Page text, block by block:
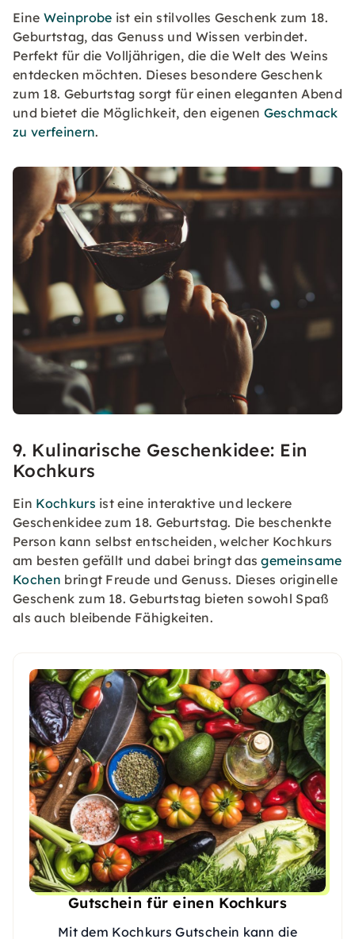
Eine Weinprobe ist ein stilvolles Geschenk zum 18.
Geburtstag, das Genuss und Wissen verbindet.
Perfekt für die Volljährigen, die die Welt des Weins
entdecken möchten. Dieses besondere Geschenk
zum 18. Geburtstag sorgt für einen eleganten Abend
und bietet die Möglichkeit, den eigenen Geschmack
zu verfeinern.
9. Kulinarische Geschenkidee: Ein
Kochkurs
Ein Kochkurs ist eine interaktive und leckere
Geschenkidee zum 18. Geburtstag. Die beschenkte
Person kann selbst entscheiden, welcher Kochkurs
am besten gefällt und dabei bringt dasgemeinsame
Kochen bringt Freude und Genuss. Dieses originelle
Geschenk zum 18. Geburtstag bieten sowohl Spaß
als auch bleibende Fähigkeiten.
Gutschein für einen Kochkurs
Mit dem Kochkurs Gutschein kann die